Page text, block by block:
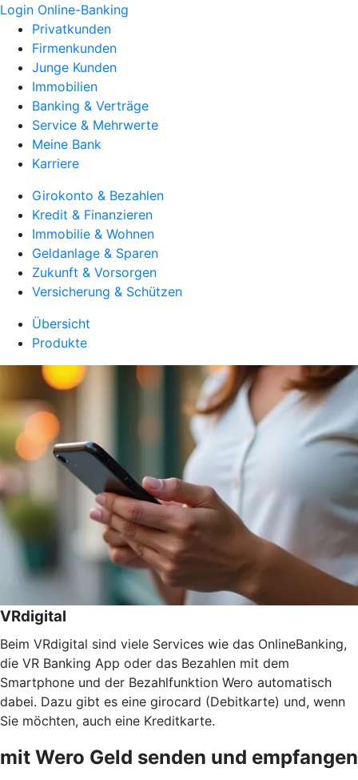
Login Online-Banking
Privatkunden
Firmenkunden
Junge Kunden
Immobilien
Banking & Verträge
Service & Mehrwerte
Meine Bank
Karriere
Girokonto & Bezahlen
Kredit & Finanzieren
Immobilie & Wohnen
Geldanlage & Sparen
Zukunft & Vorsorgen
Versicherung & Schützen
Übersicht
Produkte
VRdigital
Beim VRdigital sind viele Services wie das OnlineBanking,
die VR Banking App oder das Bezahlen mit dem
Smartphone und der Bezahlfunktion Wero automatisch
dabei. Dazu gibt es eine girocard (Debitkarte) und, wenn
Sie möchten, auch eine Kreditkarte.
mit Wero Geld senden und empfangen